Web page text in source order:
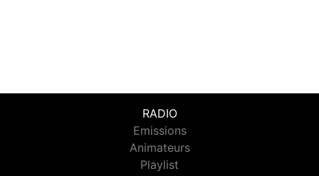
RADIO
Emissions
Animateurs
Playlist